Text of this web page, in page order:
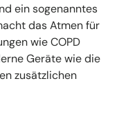
ein sogenanntes
das Atmen für
wie COPD
Geräte wie die
zusätzlichen